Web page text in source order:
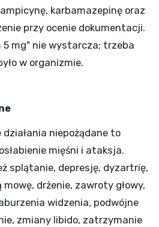
karbamazepinę oraz
przy ocenie dokumentacji.
5 mg" nie wystarcza; trzeba
w organizmie.
niepożądane to
mięśni i ataksja.
splątanie, depresję, dyzartrię,
mowę, drżenie, zawroty głowy,
widzenia, podwójne
zmiany libido, zatrzymanie